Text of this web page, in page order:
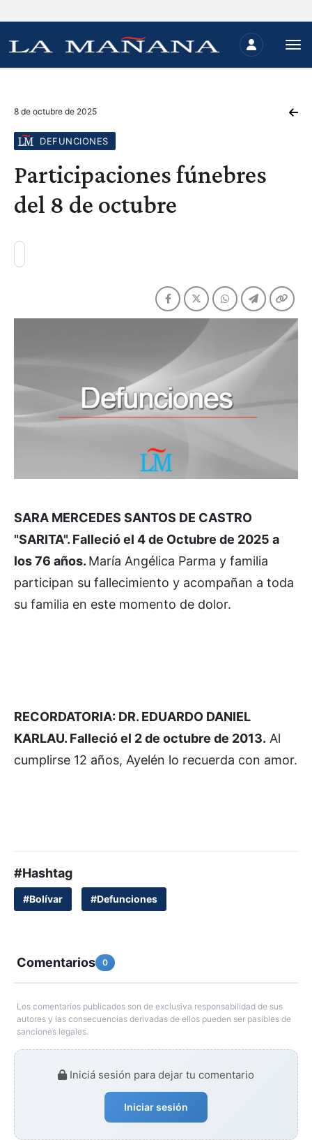
8 de octubre de 2025
DEFUNCIONES
Participaciones fúnebres
del 8 de octubre
SARA MERCEDES SANTOS DE CASTRO
"SARITA". Falleció el 4 de Octubre de 2025 a
los 76 años. María Angélica Parma y familia
participan su fallecimiento y acompañan a toda
su familia en este momento de dolor.
RECORDATORIA: DR. EDUARDO DANIEL
KARLAU. Falleció el 2 de octubre de 2013. Al
cumplirse 12 años, Ayelén lo recuerda con amor.
#Hashtag
#Bolívar #Defunciones
Comentarios 0
Los comentarios publicados son de exclusiva responsabilidad de sus
autores y las consecuencias derivadas de ellos pueden ser pasibles de
sanciones legales.
Iniciá sesión para dejar tu comentario
Iniciar sesión